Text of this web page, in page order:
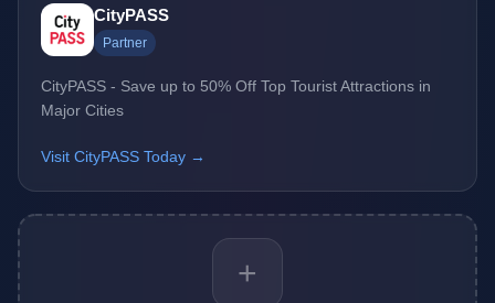
CityPASS
Partner
CityPASS - Save up to 50% Off Top Tourist Attractions in
Major Cities
Visit CityPASS Today →
+